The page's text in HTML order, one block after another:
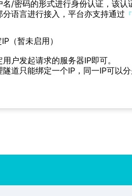
名/密码的形式进行身份认证，该认
分语言进行接入，平台亦支持通过
（暂未启用）
用户发起请求的服务器IP即可。
隧道只能绑定一个IP，同一IP可以